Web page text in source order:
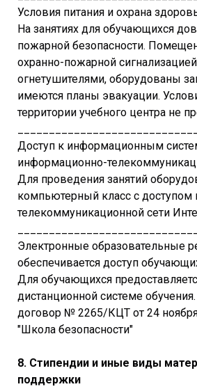
Условия питания и охрана
На занятиях для обучающихся
пожарной безопасности.
охранно-пожарной
огнетушителями, оборудованы
имеются планы эвакуации.
территории учебного центра не
Доступ к информационным
информационно-
Для проведения занятий
компьютерный класс с
телекоммуникационной сети
Электронные образовательные
обеспечивается доступ
Для обучающихся
дистанционной системе
договор № 2265/КЦТ от 24
"Школа безопасности"
8. Стипендии и иные виды
поддержки